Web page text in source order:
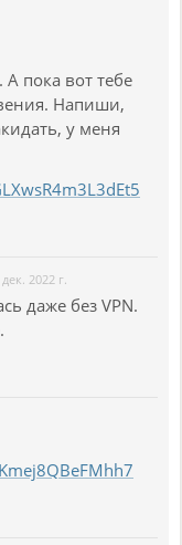
пока вот тебе
Напиши,
у меня
дек. 2022 г.
даже без VPN.